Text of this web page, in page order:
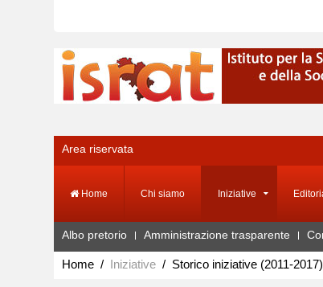
Area riservata
Home Chi siamo Iniziative
Albo pretorio Amministrazione trasparente
Home Iniziative Storico iniziative (2011-2017)